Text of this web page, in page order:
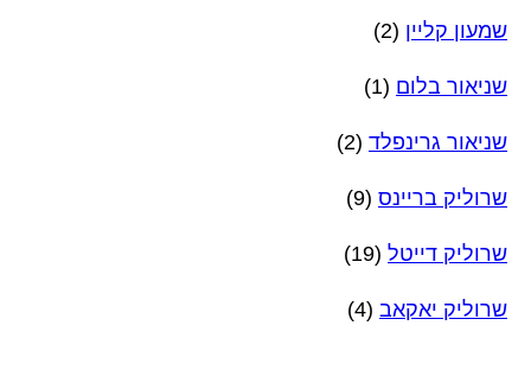
שמעון קליין (2)
שניאור בלום (1)
שניאור גרינפלד (2)
שרוליק בריינס (9)
שרוליק דייטל (19)
שרוליק יאקאב (4)